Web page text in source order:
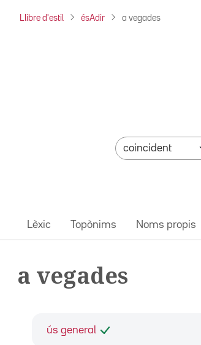
Llibre d'estil ésAdir a vegades
Lèxic Topònims Noms propis
a vegades
ús general